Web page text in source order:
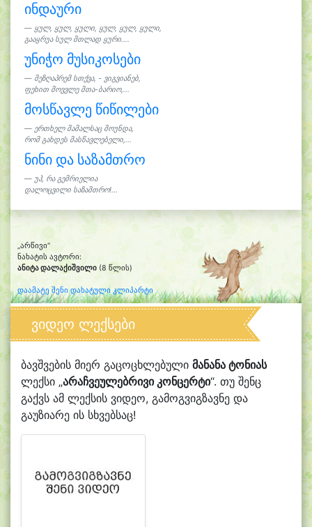
ინდაური
ყულ, ყულ, ყული, ყულ, ყულ, ყული,
გააყრუა სულ მთლად ყური....
უნიჭო მუსიკოსები
მეზღაპრემ სთქვა, - ვიგვიანებ,
ფეხით მოვვლე მთა-ბარიო,...
მოსწავლე წიწილები
ერთხელ მამალსაც მოუნდა,
რომ გახდეს მასწავლებელი,...
ნინი და საზამთრო
უჰ, რა გემრიელია
დალოცვილი საზამთრო!...
„არწივი“
ნახატის ავტორი:
ანიტა დალაქიშვილი (8 წლის)
დაამატე შენი დახატული კლიპარტი
ვიდეო ლექსები
ბავშვების მიერ გაცოცხლებული მანანა ტონიას
ლექსი „არაჩვეულებრივი კონცერტი“. თუ შენც
გაქვს ამ ლექსის ვიდეო, გამოგვიგზავნე და
გაუზიარე ის სხვებსაც!